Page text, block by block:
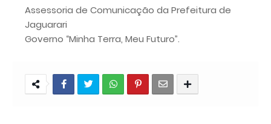
Assessoria de Comunicação da Prefeitura de
Jaguarari
Governo “Minha Terra, Meu Futuro”.